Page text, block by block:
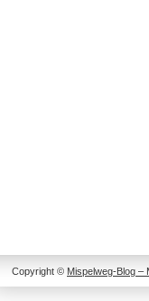
Copyright © Mispelweg-Blog –